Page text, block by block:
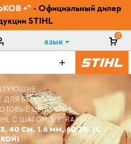
+" - Официальный дилер
STIHL
Язык
0
БЕНЗОПИЛ
ЦЕПИ STIHL
С ШАГОМ 3/8" RAPID
40 СМ, 1.6 ММ, 60 ЗВ. (С